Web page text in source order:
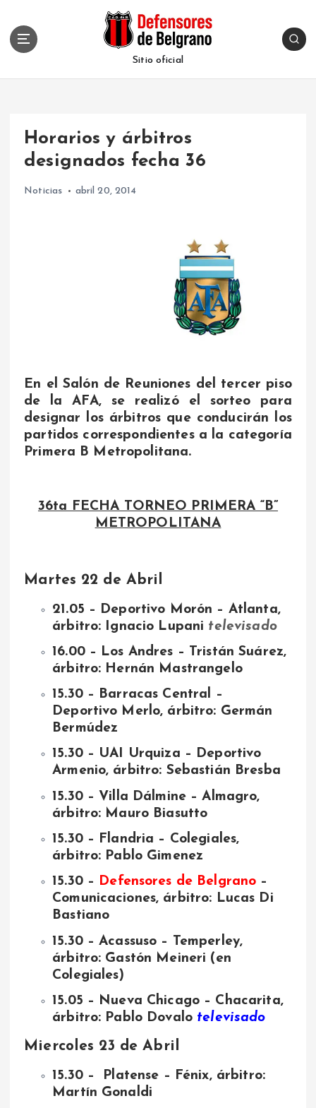
Sitio oficial
Horarios y árbitros
designados fecha 36
Noticias abril 20, 2014
En el Salón de Reuniones del tercer piso
de la AFA, se realizó el sorteo para
designar los árbitros que conducirán los
partidos correspondientes a la categoría
Primera B Metropolitana.
36ta FECHA TORNEO PRIMERA “B”
METROPOLITANA
Martes 22 de Abril
21.05 – Deportivo Morón – Atlanta,
árbitro: Ignacio Lupani televisado
16.00 – Los Andres – Tristán Suárez,
árbitro: Hernán Mastrangelo
15.30 – Barracas Central –
Deportivo Merlo, árbitro: Germán
Bermúdez
15.30 – UAI Urquiza – Deportivo
Armenio, árbitro: Sebastián Bresba
15.30 – Villa Dálmine – Almagro,
árbitro: Mauro Biasutto
15.30 – Flandria – Colegiales,
árbitro: Pablo Gimenez
15.30 – Defensores de Belgrano –
Comunicaciones, árbitro: Lucas Di
Bastiano
15.30 – Acassuso – Temperley,
árbitro: Gastón Meineri (en
Colegiales)
15.05 – Nueva Chicago – Chacarita,
árbitro: Pablo Dovalo televisado
Miercoles 23 de Abril
15.30 – Platense – Fénix, árbitro:
Martín Gonaldi